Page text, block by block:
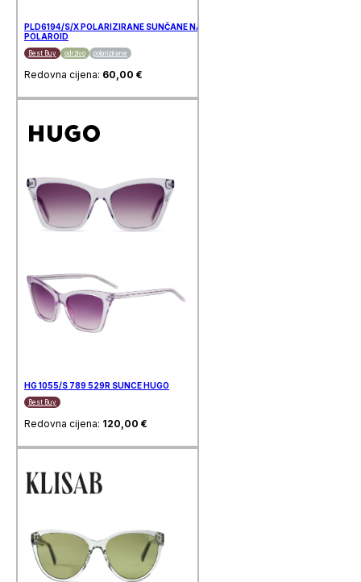
PLD6194/S/X POLARIZIRANE SUNČANE NAOČALE
POLAROID
Best Buy održivo polarizirane
Redovna cijena: 60,00 €
HG 1055/S 789 529R SUNCE HUGO
Best Buy
Redovna cijena: 120,00 €